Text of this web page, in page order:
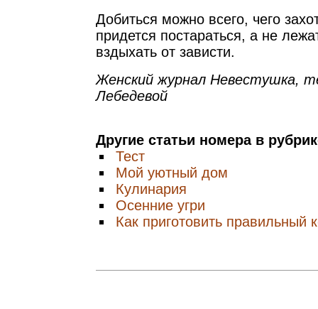
Добиться можно всего, чего
придется постараться, а не
вздыхать от зависти.
Женский журнал Невестушка,
Лебедевой
Другие статьи номера в
Тест
Мой уютный дом
Кулинария
Осенние угри
Как приготовить правильный